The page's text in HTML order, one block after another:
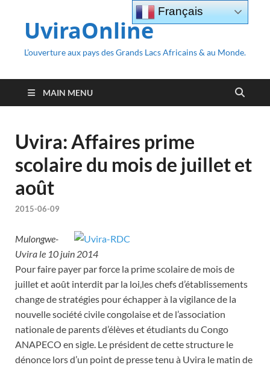
UviraOnline
L’ouverture aux pays des Grands Lacs Africains & au Monde.
MAIN MENU
Uvira: Affaires prime
scolaire du mois de juillet et
août
2015-06-09
Mulongwe-
Uvira le 10 juin 2014
Pour faire payer par force la prime scolaire de mois de
juillet et août interdit par la loi,les chefs d’établissements
change de stratégies pour échapper à la vigilance de la
nouvelle société civile congolaise et de l’association
nationale de parents d’élèves et étudiants du Congo
ANAPECO en sigle. Le président de cette structure le
dénonce lors d’un point de presse tenu à Uvira le matin de
Français